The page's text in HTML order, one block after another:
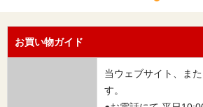
お買い物ガイド
当ウェブサイト、ま
す。